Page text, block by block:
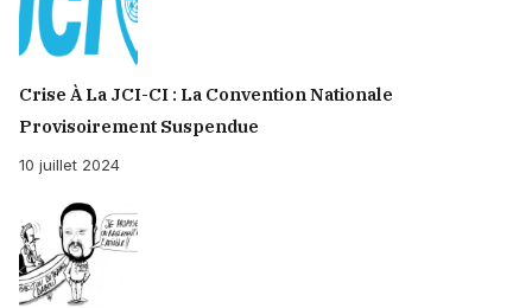
Crise À La JCI-CI : La Convention Nationale
Provisoirement Suspendue
10 juillet 2024